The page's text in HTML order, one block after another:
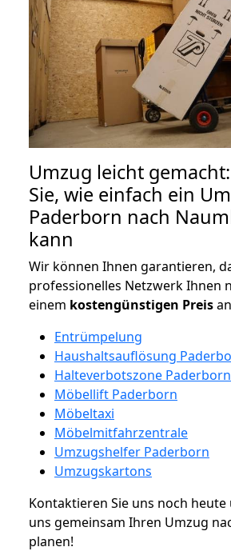
Umzug leicht
Sie, wie einfach ein
Paderborn nach
kann
Wir können Ihnen garantieren,
professionelles Netzwerk Ihnen
einem kostengünstigen Preis
Entrümpelung
Haushaltsauflösung
Halteverbotszone Paderborn
Möbellift Paderborn
Möbeltaxi
Möbelmitfahrzentrale
Umzugshelfer Paderborn
Umzugskartons
Kontaktieren Sie uns noch heute
uns gemeinsam Ihren Umzug
planen!